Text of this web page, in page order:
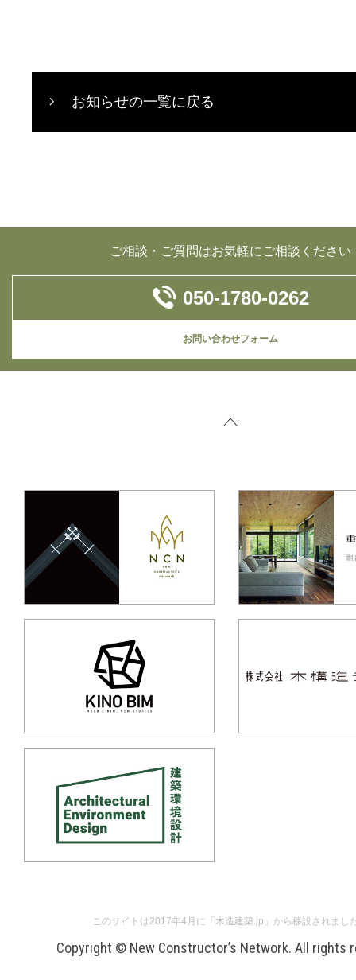
お知らせの一覧に戻る
ご相談・ご質問はお気軽にご相談ください
050-1780-0262
お問い合わせフォーム
このサイトは2017年4月に「木造建築.jp」から移設されまし
Copyright © New Constructor’s Network. All rights